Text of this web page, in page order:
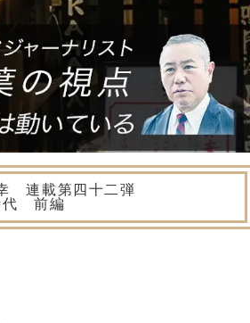
連載第四十二弾
代 前編